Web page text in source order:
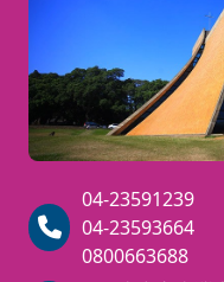
依建築
定： 室
「建築
才能承接
「建築物
內裝修工
技能檢定
部辦公室
notice.php
★注意事
04-23591239
04-23593664
0800663688